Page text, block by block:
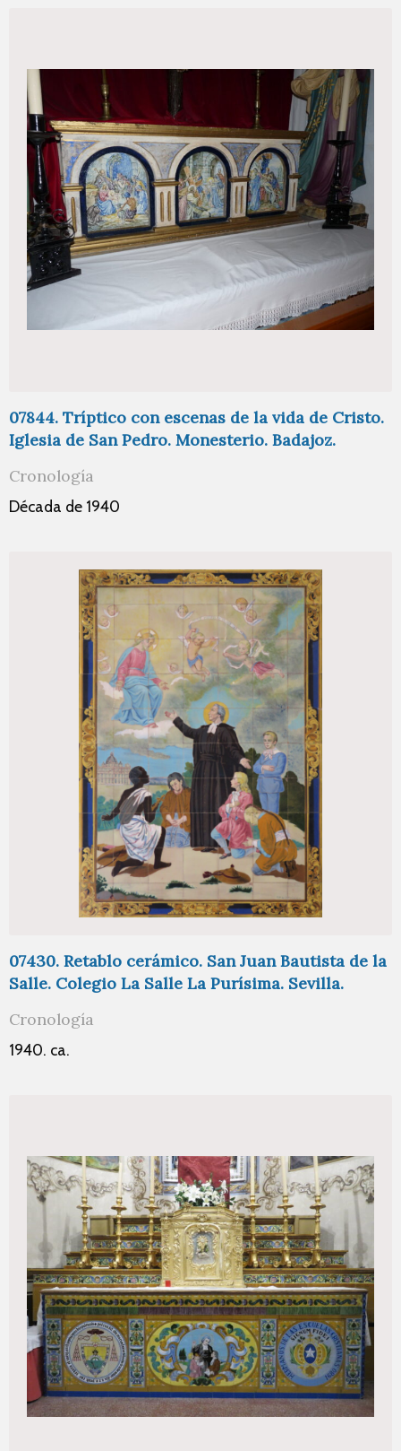
07844. Tríptico con escenas de la vida de Cristo.
Iglesia de San Pedro. Monesterio. Badajoz.
Cronología
Década de 1940
07430. Retablo cerámico. San Juan Bautista de la
Salle. Colegio La Salle La Purísima. Sevilla.
Cronología
1940. ca.